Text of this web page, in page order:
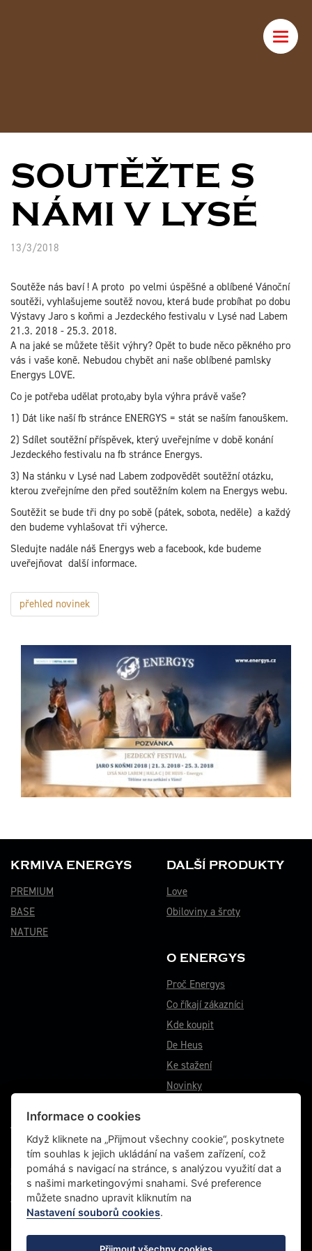
Toggle
SOUTĚŽTE S
NÁMI V LYSÉ
13/3/2018
Soutěže nás baví ! A proto po velmi úspěšné a oblíbené Vánoční
soutěži, vyhlašujeme soutěž novou, která bude probíhat po dobu
Výstavy Jaro s koňmi a Jezdeckého festivalu v Lysé nad Labem
21.3. 2018 - 25.3. 2018.
A na jaké se můžete těšit výhry? Opět to bude něco pěkného pro
vás i vaše koně. Nebudou chybět ani naše oblíbené pamlsky
Energys LOVE.
Co je potřeba udělat proto,aby byla výhra právě vaše?
1) Dát like naší fb stránce ENERGYS = stát se naším fanouškem.
2) Sdílet soutěžní příspěvek, který uveřejníme v době konání
Jezdeckého festivalu na fb stránce Energys.
3) Na stánku v Lysé nad Labem zodpovědět soutěžní otázku,
kterou zveřejníme den před soutěžním kolem na Energys webu.
Soutěžit se bude tři dny po sobě (pátek, sobota, neděle) a každý
den budeme vyhlašovat tři výherce.
Sledujte nadále náš Energys web a facebook, kde budeme
uveřejňovat další informace.
přehled novinek
KRMIVA ENERGYS
PREMIUM
BASE
NATURE
DALŠÍ PRODUKTY
Love
Obiloviny a šroty
O ENERGYS
Proč Energys
Co říkají zákazníci
Kde koupit
De Heus
Ke stažení
Novinky
VÝROBNÍ ZÁVOD BĚSTOVICE
Běstovice 115
Choceň 565 01
Česká republika
Tel.: +420 467 070 764
Fax: +420 465 472 611
Informace o cookies
Když kliknete na „Přijmout všechny cookie“, poskytnete
tím souhlas k jejich ukládání na vašem zařízení, což
pomáhá s navigací na stránce, s analýzou využití dat a
s našimi marketingovými snahami. Své preference
můžete snadno upravit kliknutím na
Nastavení souborů cookies.